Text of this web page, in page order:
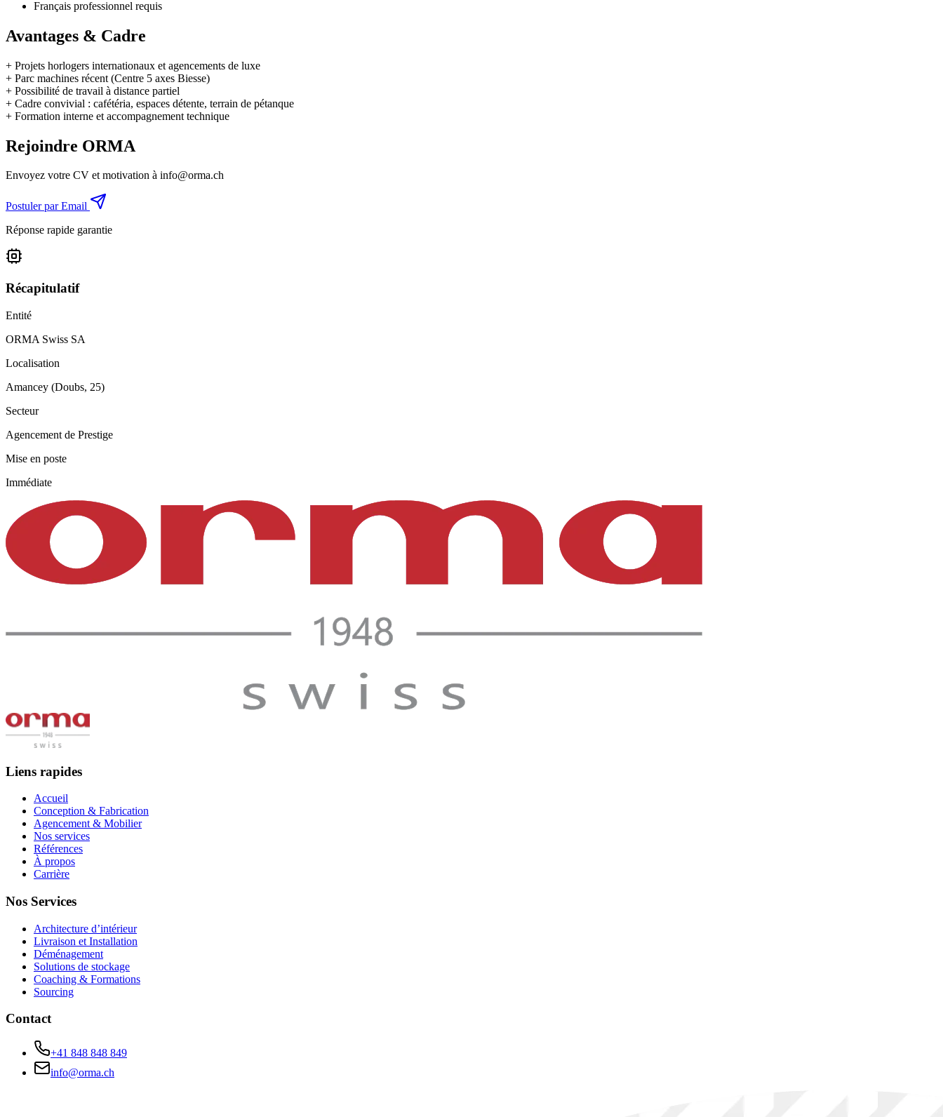
Français professionnel requis
Avantages & Cadre
+ Projets horlogers internationaux et agencements de luxe
+ Parc machines récent (Centre 5 axes Biesse)
+ Possibilité de travail à distance partiel
+ Cadre convivial : cafétéria, espaces détente, terrain de pétanque
+ Formation interne et accompagnement technique
Rejoindre ORMA
Envoyez votre CV et motivation à info@orma.ch
Postuler par Email
Réponse rapide garantie
Récapitulatif
Entité
ORMA Swiss SA
Localisation
Amancey (Doubs, 25)
Secteur
Agencement de Prestige
Mise en poste
Immédiate
Liens rapides
Accueil
Conception & Fabrication
Agencement & Mobilier
Nos services
Références
À propos
Carrière
Nos Services
Architecture d’intérieur
Livraison et Installation
Déménagement
Solutions de stockage
Coaching & Formations
Sourcing
Contact
+41 848 848 849
info@orma.ch